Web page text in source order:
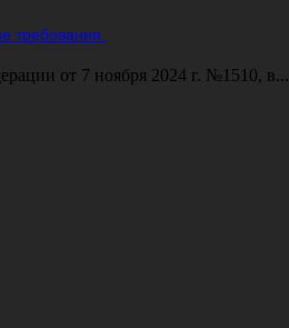
требования.
от 7 ноября 2024 г. №1510, в...